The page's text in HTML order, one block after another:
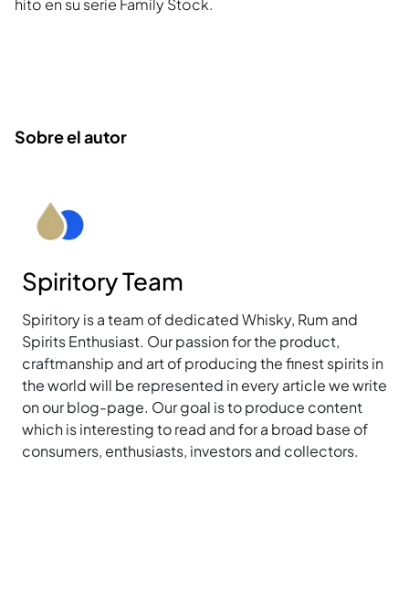
hito en su serie Family Stock.
Sobre el autor
Spiritory Team
Spiritory is a team of dedicated Whisky, Rum and
Spirits Enthusiast. Our passion for the product,
craftmanship and art of producing the finest spirits in
the world will be represented in every article we write
on our blog-page. Our goal is to produce content
which is interesting to read and for a broad base of
consumers, enthusiasts, investors and collectors.